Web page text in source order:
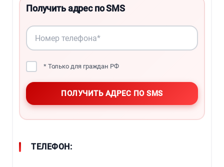
Получить адрес по SMS
* Только для граждан РФ
ТЕЛЕФОН: